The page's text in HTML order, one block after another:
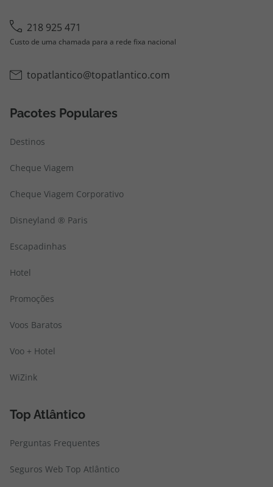
218 925 471
Custo de uma chamada para a rede fixa nacional
topatlantico@topatlantico.com
Pacotes Populares
Destinos
Cheque Viagem
Cheque Viagem Corporativo
Disneyland ® Paris
Escapadinhas
Hotel
Promoções
Voos Baratos
Voo + Hotel
WiZink
Top Atlântico
Perguntas Frequentes
Seguros Web Top Atlântico